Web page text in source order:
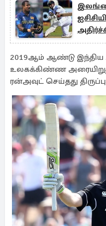
2019ஆம் ஆண்டு இந்திய
உலகக்கிண்ண
ரன்அவுட் செய்தது